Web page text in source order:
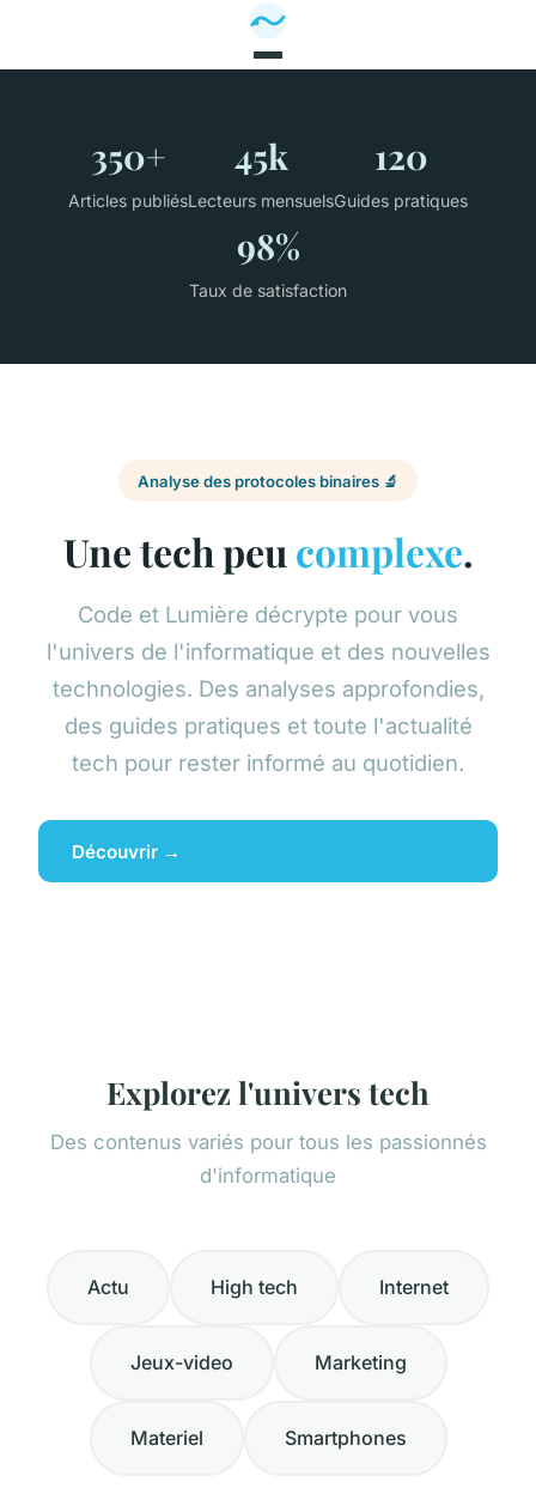
350+
Articles publiés
45k
Lecteurs mensuels
120
Guides pratiques
98%
Taux de satisfaction
Analyse des protocoles binaires 🔬
Une tech peu complexe.
Code et Lumière décrypte pour vous
l'univers de l'informatique et des nouvelles
technologies. Des analyses approfondies,
des guides pratiques et toute l'actualité
tech pour rester informé au quotidien.
Découvrir →
Explorez l'univers tech
Des contenus variés pour tous les passionnés
d'informatique
Actu High tech Internet
Jeux-video Marketing
Materiel Smartphones